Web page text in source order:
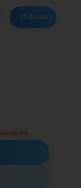
เข้าสู่ระบบ
ประหยัด 4%